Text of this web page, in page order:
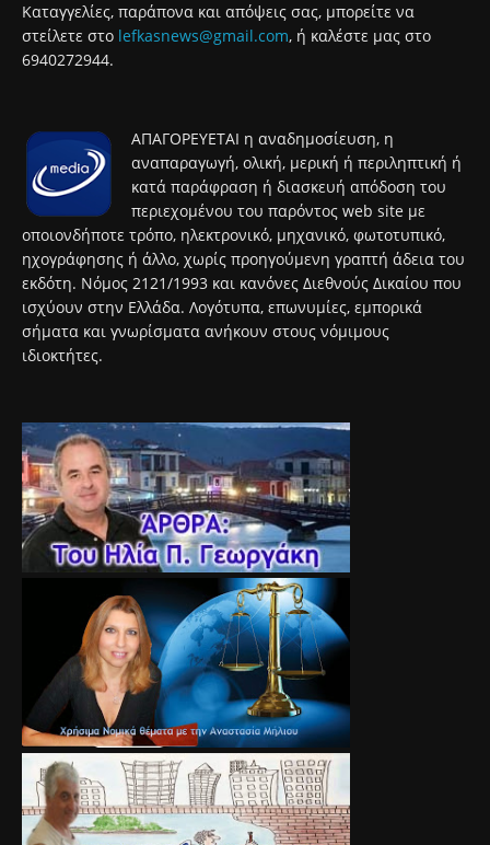
Καταγγελίες, παράπονα και απόψεις σας, μπορείτε να
στείλετε στο lefkasnews@gmail.com, ή καλέστε μας στο
6940272944.
ΑΠΑΓΟΡΕΥΕΤΑΙ η αναδημοσίευση, η
αναπαραγωγή, ολική, μερική ή περιληπτική ή
κατά παράφραση ή διασκευή απόδοση του
περιεχομένου του παρόντος web site με
οποιονδήποτε τρόπο, ηλεκτρονικό, μηχανικό, φωτοτυπικό,
ηχογράφησης ή άλλο, χωρίς προηγούμενη γραπτή άδεια του
εκδότη. Νόμος 2121/1993 και κανόνες Διεθνούς Δικαίου που
ισχύουν στην Ελλάδα. Λογότυπα, επωνυμίες, εμπορικά
σήματα και γνωρίσματα ανήκουν στους νόμιμους
ιδιοκτήτες.